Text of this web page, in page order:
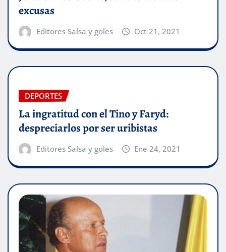
excusas
Editores Salsa y goles Oct 21, 2021
DEPORTES
La ingratitud con el Tino y Faryd:
despreciarlos por ser uribistas
Editores Salsa y goles Ene 24, 2021